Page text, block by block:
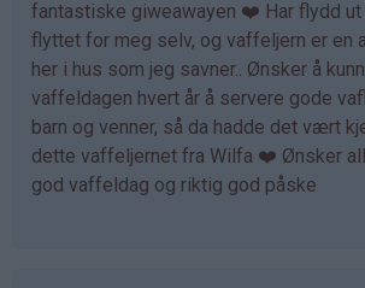
fantastiske giweawayen ❤️ Har flydd ut
flyttet for meg selv, og vaffeljern er en
her i hus som jeg savner.. Ønsker å
vaffeldagen hvert år å servere gode
barn og venner, så da hadde det vært
dette vaffeljernet fra Wilfa ❤️ Ønsker
god vaffeldag og riktig god påske